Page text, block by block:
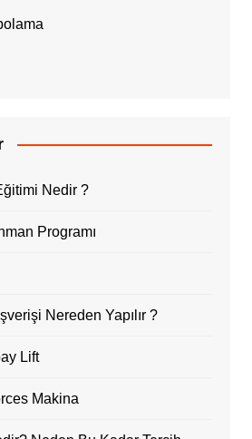
Nedir ?
Programı
Nereden Yapılır ?
Lift
Makina